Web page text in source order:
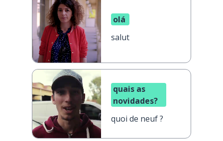
olá
salut
quais as
novidades?
quoi de neuf ?